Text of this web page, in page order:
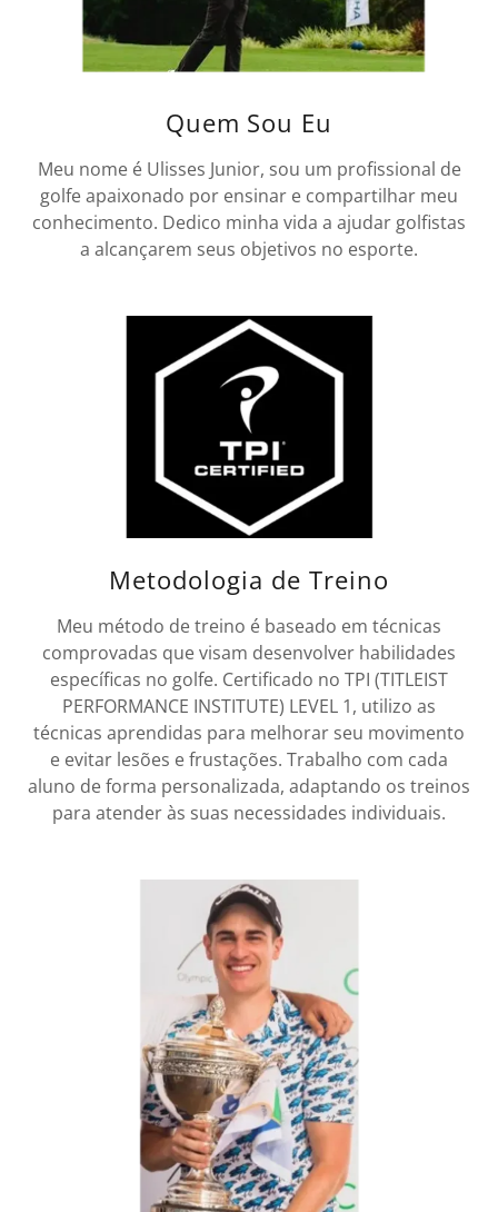
Quem Sou Eu
Meu nome é Ulisses Junior, sou um profissional de
golfe apaixonado por ensinar e compartilhar meu
conhecimento. Dedico minha vida a ajudar golfistas
a alcançarem seus objetivos no esporte.
Metodologia de Treino
Meu método de treino é baseado em técnicas
comprovadas que visam desenvolver habilidades
específicas no golfe. Certificado no TPI (TITLEIST
PERFORMANCE INSTITUTE) LEVEL 1, utilizo as
técnicas aprendidas para melhorar seu movimento
e evitar lesões e frustações. Trabalho com cada
aluno de forma personalizada, adaptando os treinos
para atender às suas necessidades individuais.